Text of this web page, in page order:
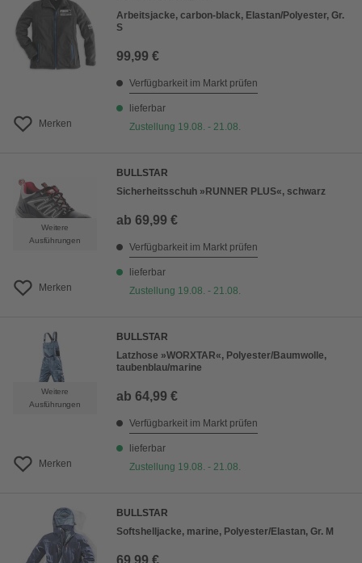
Merken
Arbeitsjacke, carbon-black, Elastan/Polyester, Gr.
S
99,99 €
Verfügbarkeit im Markt prüfen
lieferbar
Zustellung 19.08. - 21.08.
Weitere
Ausführungen
Merken
BULLSTAR
Sicherheitsschuh »RUNNER PLUS«, schwarz
ab 69,99 €
Verfügbarkeit im Markt prüfen
lieferbar
Zustellung 19.08. - 21.08.
Weitere
Ausführungen
Merken
BULLSTAR
Latzhose »WORXTAR«, Polyester/Baumwolle,
taubenblau/marine
ab 64,99 €
Verfügbarkeit im Markt prüfen
lieferbar
Zustellung 19.08. - 21.08.
BULLSTAR
Softshelljacke, marine, Polyester/Elastan, Gr. M